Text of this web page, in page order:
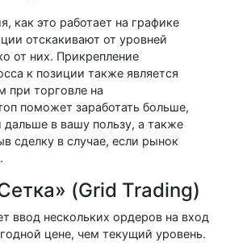
как это работает на графике
отскакивают от уровней
от них. Прикрепление
к позиции также является
при торговле на
поможет заработать больше,
в вашу пользу, а также
сделку в случае, если рынок
(Grid Trading)
ввод нескольких ордеров на вход
цене, чем текущий уровень.